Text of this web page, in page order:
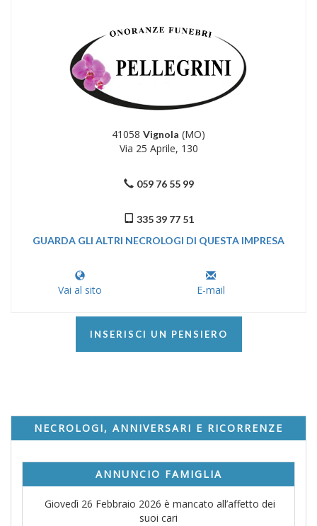
41058 Vignola (MO)
Via 25 Aprile, 130
059 76 55 99
335 39 77 51
GUARDA GLI ALTRI NECROLOGI DI QUESTA IMPRESA
Vai al sito E-mail
INSERISCI UN PENSIERO
NECROLOGI, ANNIVERSARI E RICORRENZE
ANNUNCIO FAMIGLIA
Giovedì 26 Febbraio 2026 è mancato all’affetto dei
suoi cari